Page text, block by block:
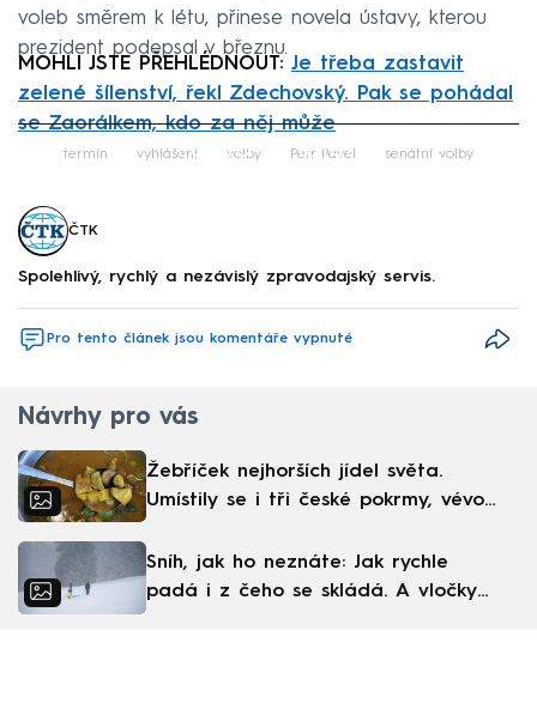
voleb směrem k létu, přinese novela ústavy, kterou
prezident podepsal v březnu.
MOHLI JSTE PŘEHLÉDNOUT: Je třeba zastavit
zelené šílenství, řekl Zdechovský. Pak se pohádal
se Zaorálkem, kdo za něj může
Failed to fetch
termín vyhlášení volby Petr Pavel senátní volby
ČTK
Spolehlivý, rychlý a nezávislý zpravodajský servis.
Pro tento článek jsou komentáře vypnuté
Návrhy pro vás
Žebříček nejhorších jídel světa.
Umístily se i tři české pokrmy, vévodí
Sníh, jak ho neznáte: Jak rychle
padá i z čeho se skládá. A vločky